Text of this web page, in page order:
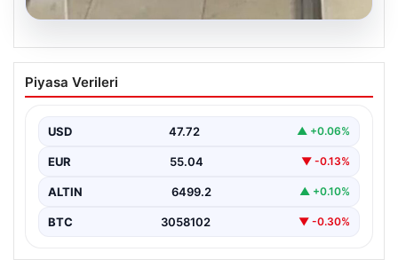
2 Yaşındaki Bebeğin Hayatını Kurtaran
Havalimanı Personeline Takdir Ödülü
olayda, ailesiyle seyahat eden 2 yaşındaki Liam adlı
bebeğin…
Piyasa Verileri
USD 47.72 ▲ +0.06%
EUR 55.04 ▼ -0.13%
ALTIN 6499.2 ▲ +0.10%
BTC 3058102 ▼ -0.30%